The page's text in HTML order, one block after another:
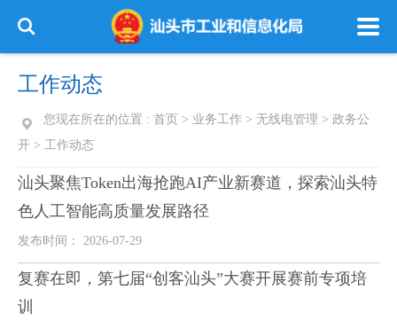
工作动态
您现在所在的位置 : 首页 > 业务工作 > 无线电管理 > 政务公
开 > 工作动态
汕头聚焦Token出海抢跑AI产业新赛道，探索汕头特
色人工智能高质量发展路径
发布时间： 2026-07-29
复赛在即，第七届“创客汕头”大赛开展赛前专项培
训